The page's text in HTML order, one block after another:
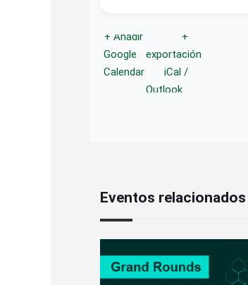
+ Añadir
Google
Calendar
+
exportación
iCal /
Outlook
Eventos relacionados